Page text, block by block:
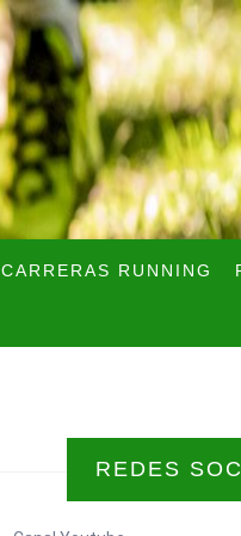
CARRERAS RUNNING
REDES